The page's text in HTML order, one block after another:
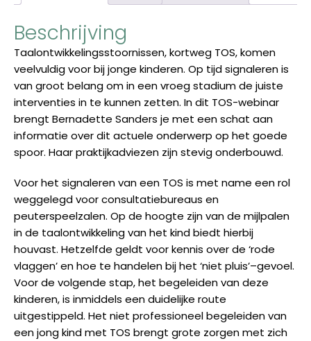
Beschrijving
Taalontwikkelingsstoornissen, kortweg TOS, komen
veelvuldig voor bij jonge kinderen. Op tijdsignalerenis
van groot belang omin een vroeg stadiumde juiste
interventies in te kunnen zetten. In dit TOS-webinar
brengt Bernadette Sanders je met een schat aan
informatie over dit actuele onderwerp op het goede
spoor. Haar praktijkadviezen zijn stevig onderbouwd.
Voor het signaleren van een TOS is met name een rol
weggelegd voor consultatiebureaus en
peuterspeelzalen. Op de hoogte zijnvan de mijlpalen
in de taalontwikkeling van het kindbiedt hierbij
houvast. Hetzelfde geldt voor kennis overde ‘rode
vlaggen’en hoe te handelen bijhet ‘niet pluis’–gevoel.
Voor de volgende stap, het begeleiden van deze
kinderen,is inmiddels een duidelijke route
uitgestippeld. Het niet professioneel begeleiden van
een jong kind met TOS brengt grote zorgen met zich